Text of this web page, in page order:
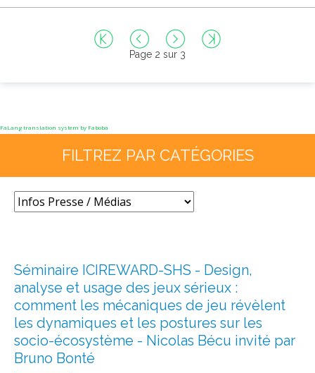
Page 2 sur 3
FaLang translation system by Faboba
FILTREZ PAR CATÉGORIES
Séminaire ICIREWARD-SHS - Design,
analyse et usage des jeux sérieux :
comment les mécaniques de jeu révèlent
les dynamiques et les postures sur les
socio-écosystème - Nicolas Bécu invité par
Bruno Bonté